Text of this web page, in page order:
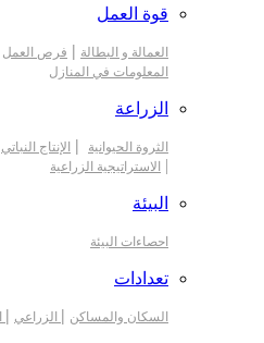
قوة العمل
العمالة و البطالة | فرص العمل
المعلومات في المنازل
الزراعة
الثروة الحيوانية | الإنتاج النباتي
| الاستراتيجية الزراعية
البيئة
احصاءات البيئة
تعدادات
السكان والمساكن | الزراعي |